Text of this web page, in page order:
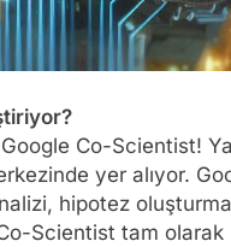
Co-Scientist!
yer alıyor.
hipotez
Scientist tam olarak